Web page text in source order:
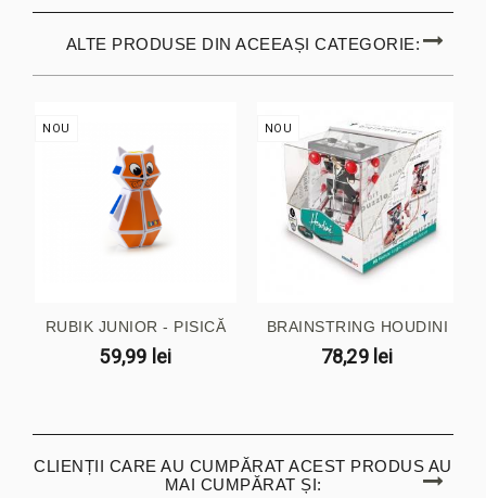
ALTE PRODUSE DIN ACEEAȘI CATEGORIE:
NOU
RUBIK JUNIOR - PISICĂ
59,99 lei
NOU
BRAINSTRING HOUDINI
78,29 lei
CLIENȚII CARE AU CUMPĂRAT ACEST PRODUS AU
MAI CUMPĂRAT ȘI: